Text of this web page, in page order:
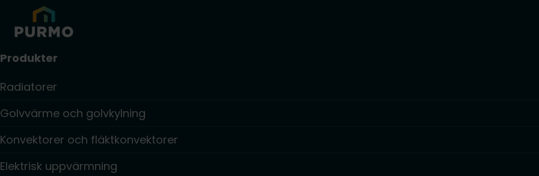
Produkter
Radiatorer
Golvvärme och golvkylning
Konvektorer och fläktkonvektorer
Elektrisk uppvärmning